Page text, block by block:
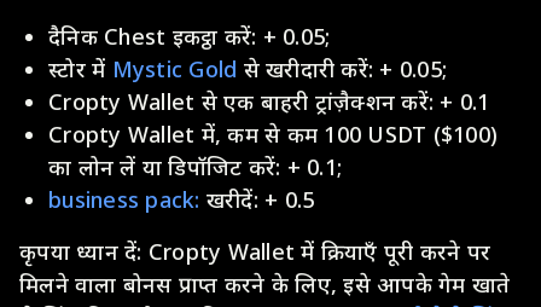
दैनिक Chest इकट्ठा करें: + 0.05;
स्टोर में Mystic Gold से खरीदारी करें: + 0.05;
Cropty Wallet से एक बाहरी ट्रांज़ैक्शन करें: + 0.1
Cropty Wallet में, कम से कम 100 USDT ($100)
का लोन लें या डिपॉजिट करें: + 0.1;
business pack: खरीदें: + 0.5
कृपया ध्यान दें: Cropty Wallet में क्रियाएँ पूरी करने पर
मिलने वाला बोनस प्राप्त करने के लिए, इसे आपके गेम खाते